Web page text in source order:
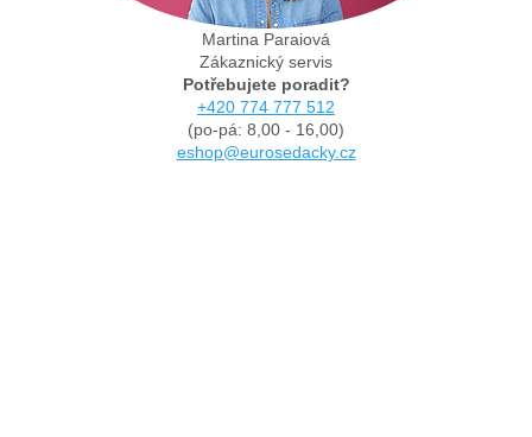
Martina Paraiová
Zákaznický servis
Potřebujete poradit?
+420 774 777 512
(po-pá: 8,00 - 16,00)
eshop@eurosedacky.cz